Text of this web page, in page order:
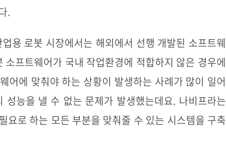
.
용 로봇 시장에서는 해외에서 선행 개발된 소프트웨
프트웨어가 국내 작업환경에 적합하지 않은 경우에
어에 맞춰야 하는 상황이 발생하는 사례가 많이 일어
능을 낼 수 없는 문제가 발생했는데요. 나비프라는
요로 하는 모든 부분을 맞춰줄 수 있는 시스템을 구축